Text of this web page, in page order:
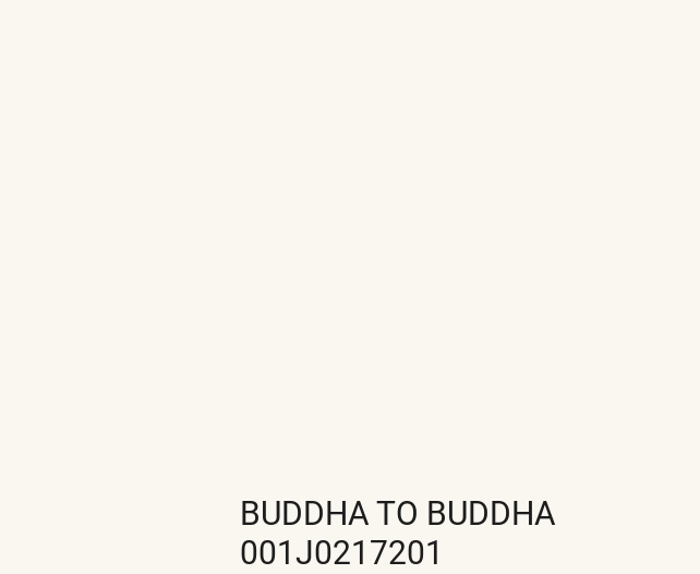
BUDDHA TO BUDDHA
001J0217201